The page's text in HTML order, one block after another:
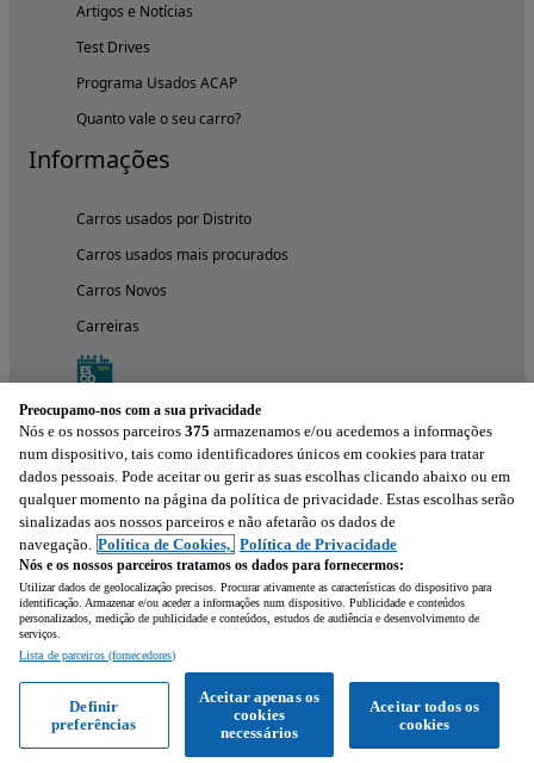
Artigos e Notícias
Test Drives
Programa Usados ACAP
Quanto vale o seu carro?
Informações
Carros usados por Distrito
Carros usados mais procurados
Carros Novos
Carreiras
Experimenta a aplicação
Preocupamo-nos com a sua privacidade
Nós e os nossos parceiros 375 armazenamos e/ou acedemos a informações
num dispositivo, tais como identificadores únicos em cookies para tratar
dados pessoais. Pode aceitar ou gerir as suas escolhas clicando abaixo ou em
qualquer momento na página da política de privacidade. Estas escolhas serão
sinalizadas aos nossos parceiros e não afetarão os dados de
navegação. Política de Cookies, Política de Privacidade
Nós e os nossos parceiros tratamos os dados para fornecermos:
Utilizar dados de geolocalização precisos. Procurar ativamente as características do dispositivo para
identificação. Armazenar e/ou aceder a informações num dispositivo. Publicidade e conteúdos
personalizados, medição de publicidade e conteúdos, estudos de audiência e desenvolvimento de
serviços.
Lista de parceiros (fornecedores)
Aceitar todos os
cookies
Aceitar apenas os
cookies
necessários
Definir
preferências